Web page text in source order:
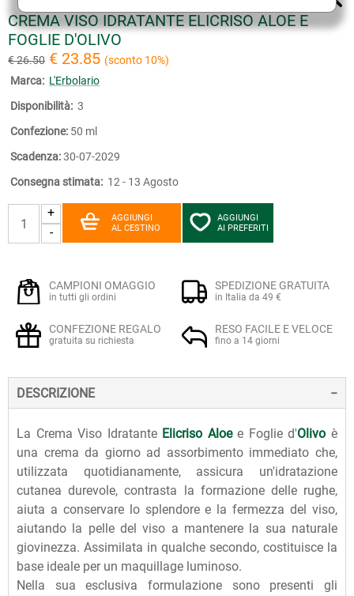
CREMA VISO IDRATANTE ELICRISO ALOE E
FOGLIE D'OLIVO
€ 26.50 € 23.85 (sconto 10%)
Marca: L'Erbolario
Disponibilità: 3
Confezione: 50 ml
Scadenza:30-07-2029
Consegna stimata: 12 - 13 Agosto
+
-
AGGIUNGI
AL CESTINO
AGGIUNGI
AI PREFERITI
CAMPIONI OMAGGIO
in tutti gli ordini
SPEDIZIONE GRATUITA
in Italia da 49 €
CONFEZIONE REGALO
gratuita su richiesta
RESO FACILE E VELOCE
fino a 14 giorni
DESCRIZIONE
La Crema Viso Idratante Elicriso Aloee Foglie d'Olivo è
una crema da giorno ad assorbimento immediato che,
utilizzata quotidianamente, assicura un'idratazione
cutanea durevole, contrasta la formazione delle rughe,
aiuta a conservare lo splendore e la fermezza del viso,
aiutando la pelle del viso a mantenere la sua naturale
giovinezza. Assimilata in qualche secondo, costituisce la
base ideale per un maquillage luminoso.
Nella sua esclusiva formulazione sono presenti gli